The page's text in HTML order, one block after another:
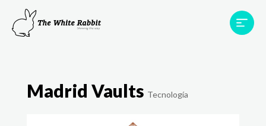
Projetos
Madrid Vaults Tecnología